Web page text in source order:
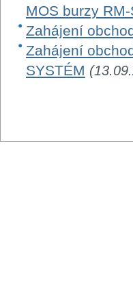
MOS burzy RM-
Zahájení
Zahájení
SYSTÉM